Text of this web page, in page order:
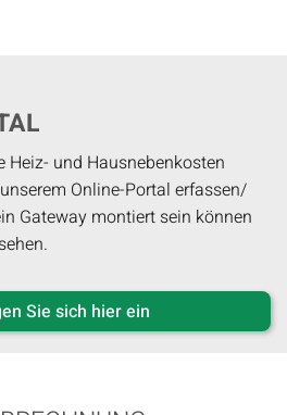
Heiz- und Hausnebenkosten
Online-Portal erfassen/
Gateway montiert sein können
Sie sich hier ein